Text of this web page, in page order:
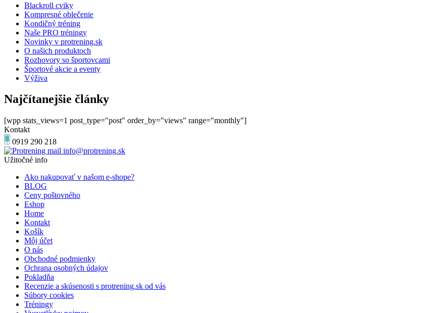
Blackroll cviky
Kompresné oblečenie
Kondičný tréning
Naše PRO tréningy
Novinky v protrening.sk
O našich produktoch
Rozhovory so športovcami
Športové akcie a eventy
Výživa
Najčítanejšie články
[wpp stats_views=1 post_type="post" order_by="views" range="monthly"]
Kontakt
0919 290 218
info@protrening.sk
Užitočné info
Ako nakupovať v našom e-shope?
BLOG
Ceny poštovného
Eshop
Home
Kontakt
Košík
Môj účet
O nás
Obchodné podmienky
Ochrana osobných údajov
Pokladňa
Recenzie a skúsenosti s protrening.sk od vás
Súbory cookies
Tréningy